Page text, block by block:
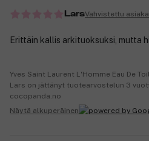
LarsVahvistettu
Erittäin kallis arkituoksuksi, mutta
Yves Saint Laurent L'Homme Eau De
Lars on jättänyt tuotearvostelun 3
cocopanda.no
Näytä alkuperäinen